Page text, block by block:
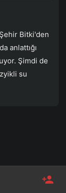
Bitki'den
anlattığı
Şimdi de
su